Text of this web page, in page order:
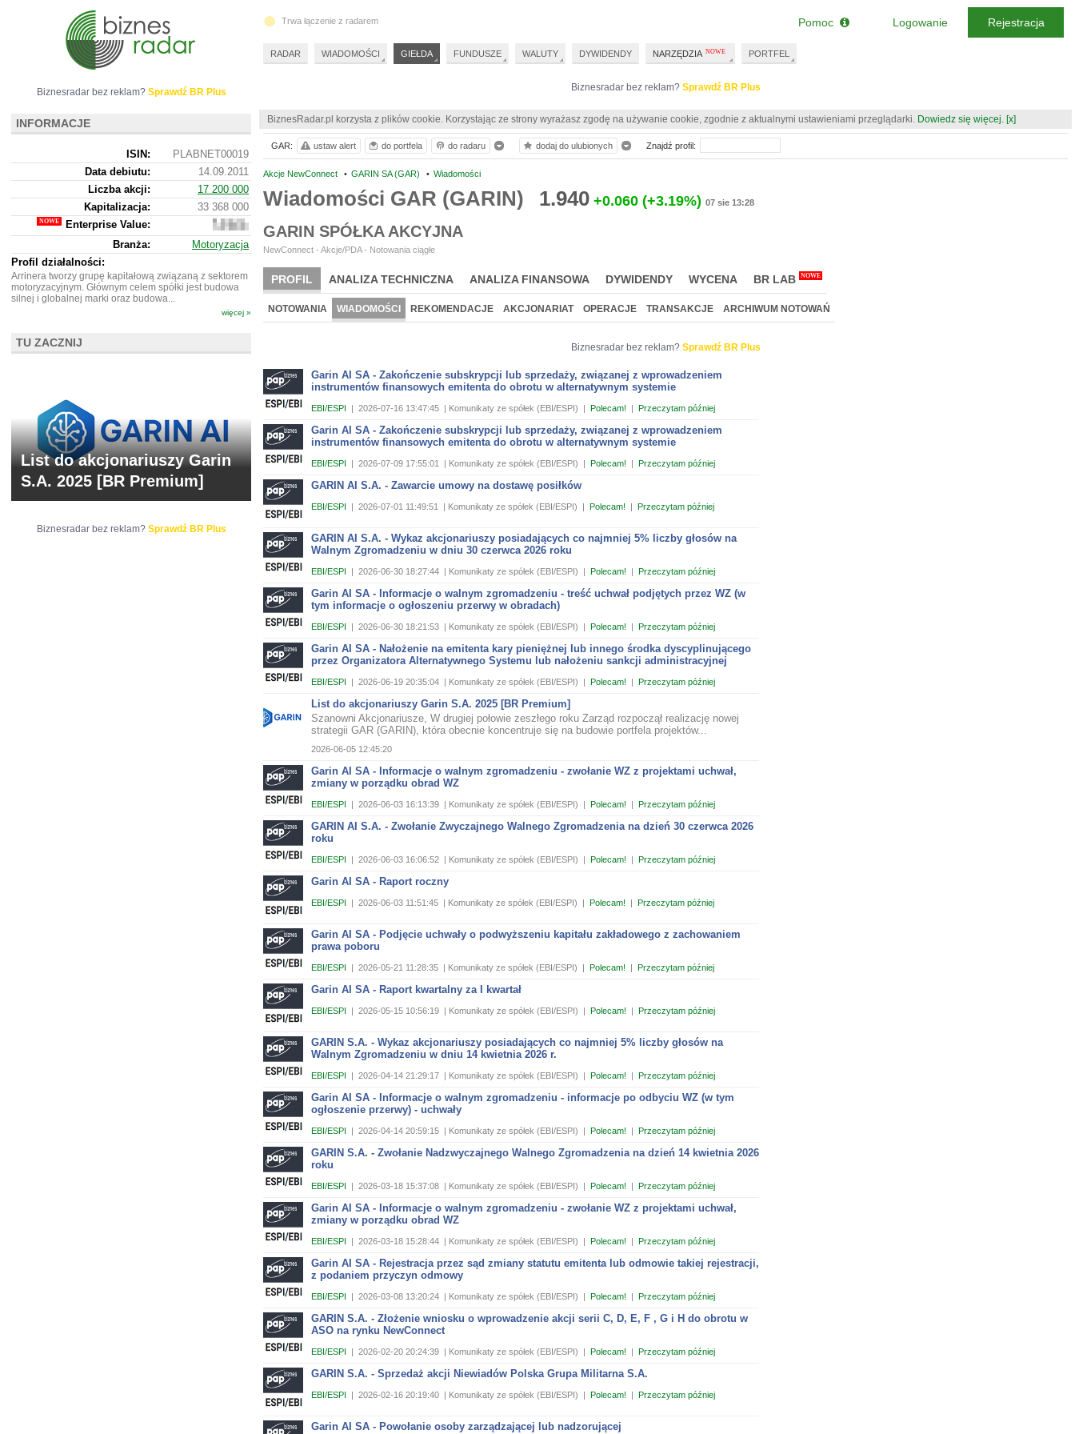
Biznesradar bez reklam? Sprawdź BR Plus
BiznesRadar.pl korzysta z plików cookie. Korzystając ze strony wyrażasz zgodę na używanie cookie, zgodnie z aktualnymi ustawieniami przeglądarki. Dowiedz się więcej. [x]
Akcje NewConnect • GARIN SA (GAR) • Wiadomości
Wiadomości GAR (GARIN) 1.940 +0.060 (+3.19%) 07 sie 13:28
GARIN SPÓŁKA AKCYJNA
NewConnect - Akcje/PDA - Notowania ciągłe
PROFIL ANALIZA TECHNICZNA ANALIZA FINANSOWA DYWIDENDY WYCENA BR LAB NOWE
NOTOWANIA WIADOMOŚCI REKOMENDACJE AKCJONARIAT OPERACJE TRANSAKCJE ARCHIWUM NOTOWAŃ
Biznesradar bez reklam? Sprawdź BR Plus
Garin AI SA - Zakończenie subskrypcji lub sprzedaży, związanej z wprowadzeniem
instrumentów finansowych emitenta do obrotu w alternatywnym systemie
EBI/ESPI | 2026-07-16 13:47:45 | Komunikaty ze spółek (EBI/ESPI) | Polecam! | Przeczytam później
Garin AI SA - Zakończenie subskrypcji lub sprzedaży, związanej z wprowadzeniem
instrumentów finansowych emitenta do obrotu w alternatywnym systemie
EBI/ESPI | 2026-07-09 17:55:01 | Komunikaty ze spółek (EBI/ESPI) | Polecam! | Przeczytam później
GARIN AI S.A. - Zawarcie umowy na dostawę posiłków
EBI/ESPI | 2026-07-01 11:49:51 | Komunikaty ze spółek (EBI/ESPI) | Polecam! | Przeczytam później
GARIN AI S.A. - Wykaz akcjonariuszy posiadających co najmniej 5% liczby głosów na
Walnym Zgromadzeniu w dniu 30 czerwca 2026 roku
EBI/ESPI | 2026-06-30 18:27:44 | Komunikaty ze spółek (EBI/ESPI) | Polecam! | Przeczytam później
Garin AI SA - Informacje o walnym zgromadzeniu - treść uchwał podjętych przez WZ (w
tym informacje o ogłoszeniu przerwy w obradach)
EBI/ESPI | 2026-06-30 18:21:53 | Komunikaty ze spółek (EBI/ESPI) | Polecam! | Przeczytam później
Garin AI SA - Nałożenie na emitenta kary pieniężnej lub innego środka dyscyplinującego
przez Organizatora Alternatywnego Systemu lub nałożeniu sankcji administracyjnej
EBI/ESPI | 2026-06-19 20:35:04 | Komunikaty ze spółek (EBI/ESPI) | Polecam! | Przeczytam później
List do akcjonariuszy Garin S.A. 2025 [BR Premium]
Szanowni Akcjonariusze, W drugiej połowie zeszłego roku Zarząd rozpoczął realizację nowej
strategii GAR (GARIN), która obecnie koncentruje się na budowie portfela projektów...
2026-06-05 12:45:20
Garin AI SA - Informacje o walnym zgromadzeniu - zwołanie WZ z projektami uchwał,
zmiany w porządku obrad WZ
EBI/ESPI | 2026-06-03 16:13:39 | Komunikaty ze spółek (EBI/ESPI) | Polecam! | Przeczytam później
GARIN AI S.A. - Zwołanie Zwyczajnego Walnego Zgromadzenia na dzień 30 czerwca 2026
roku
EBI/ESPI | 2026-06-03 16:06:52 | Komunikaty ze spółek (EBI/ESPI) | Polecam! | Przeczytam później
Garin AI SA - Raport roczny
EBI/ESPI | 2026-06-03 11:51:45 | Komunikaty ze spółek (EBI/ESPI) | Polecam! | Przeczytam później
Garin AI SA - Podjęcie uchwały o podwyższeniu kapitału zakładowego z zachowaniem
prawa poboru
EBI/ESPI | 2026-05-21 11:28:35 | Komunikaty ze spółek (EBI/ESPI) | Polecam! | Przeczytam później
Garin AI SA - Raport kwartalny za I kwartał
EBI/ESPI | 2026-05-15 10:56:19 | Komunikaty ze spółek (EBI/ESPI) | Polecam! | Przeczytam później
GARIN S.A. - Wykaz akcjonariuszy posiadających co najmniej 5% liczby głosów na
Walnym Zgromadzeniu w dniu 14 kwietnia 2026 r.
EBI/ESPI | 2026-04-14 21:29:17 | Komunikaty ze spółek (EBI/ESPI) | Polecam! | Przeczytam później
Garin AI SA - Informacje o walnym zgromadzeniu - informacje po odbyciu WZ (w tym
ogłoszenie przerwy) - uchwały
EBI/ESPI | 2026-04-14 20:59:15 | Komunikaty ze spółek (EBI/ESPI) | Polecam! | Przeczytam później
GARIN S.A. - Zwołanie Nadzwyczajnego Walnego Zgromadzenia na dzień 14 kwietnia 2026
roku
EBI/ESPI | 2026-03-18 15:37:08 | Komunikaty ze spółek (EBI/ESPI) | Polecam! | Przeczytam później
Garin AI SA - Informacje o walnym zgromadzeniu - zwołanie WZ z projektami uchwał,
zmiany w porządku obrad WZ
EBI/ESPI | 2026-03-18 15:28:44 | Komunikaty ze spółek (EBI/ESPI) | Polecam! | Przeczytam później
Garin AI SA - Rejestracja przez sąd zmiany statutu emitenta lub odmowie takiej rejestracji,
z podaniem przyczyn odmowy
EBI/ESPI | 2026-03-08 13:20:24 | Komunikaty ze spółek (EBI/ESPI) | Polecam! | Przeczytam później
GARIN S.A. - Złożenie wniosku o wprowadzenie akcji serii C, D, E, F , G i H do obrotu w
ASO na rynku NewConnect
EBI/ESPI | 2026-02-20 20:24:39 | Komunikaty ze spółek (EBI/ESPI) | Polecam! | Przeczytam później
GARIN S.A. - Sprzedaż akcji Niewiadów Polska Grupa Militarna S.A.
EBI/ESPI | 2026-02-16 20:19:40 | Komunikaty ze spółek (EBI/ESPI) | Polecam! | Przeczytam później
Garin AI SA - Powołanie osoby zarządzającej lub nadzorującej
GAR: ustaw alert do portfela do radaru dodaj do ulubionych Znajdź profil:
Biznesradar bez reklam? Sprawdź BR Plus
INFORMACJE
ISIN:
PLABNET00019
Data debiutu:
14.09.2011
Liczba akcji:
17 200 000
Kapitalizacja:
33 368 000
Enterprise Value:
32
796
000
Branża:
Motoryzacja
Profil działalności:
Arrinera tworzy grupę kapitałową związaną z sektorem
motoryzacyjnym. Głównym celem spółki jest budowa
silnej i globalnej marki oraz budowa...
więcej »
TU ZACZNIJ
List do akcjonariuszy Garin
S.A. 2025 [BR Premium]
Biznesradar bez reklam? Sprawdź BR Plus
Trwa łączenie z radarem
RADAR WIADOMOŚCI GIEŁDA FUNDUSZE WALUTY DYWIDENDY NARZĘDZIA PORTFEL
Pomoc Logowanie Rejestracja